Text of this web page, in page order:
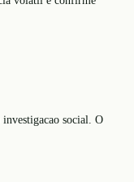
social. O